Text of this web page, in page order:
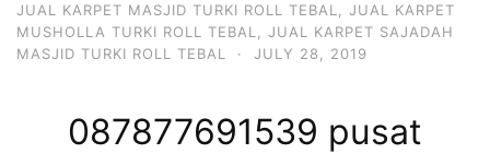
JUAL KARPET MASJID TURKI ROLL TEBAL
JUAL KARPET
MUSHOLLA TURKI ROLL TEBAL
JUAL KARPET SAJADAH
MASJID TURKI ROLL TEBAL
· JULY 28, 2019
087877691539 pusat